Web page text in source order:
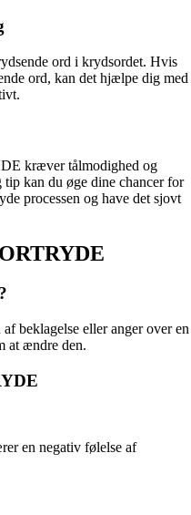
ord i krydsordet. Hvis
ord, kan det hjælpe dig med
kræver tålmodighed og
tip kan du øge dine chancer for
processen og have det sjovt
beklagelse eller anger over en
at ændre den.
en negativ følelse af